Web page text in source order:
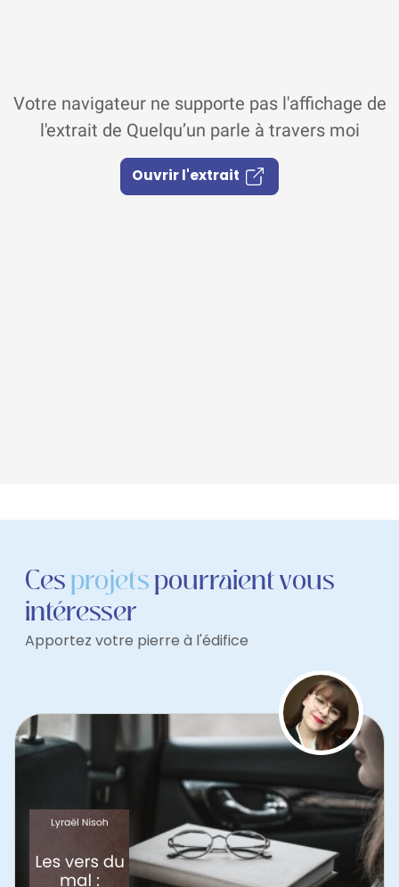
Votre navigateur ne supporte pas l'affichage de
l'extrait de Quelqu’un parle à travers moi
Ouvrir l'extrait
Cesprojetspourraient vous
intéresser
Apportez votre pierre à l'édifice